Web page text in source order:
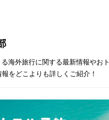
海外旅行に関する最新情報やお
をどこよりも詳しくご紹介！